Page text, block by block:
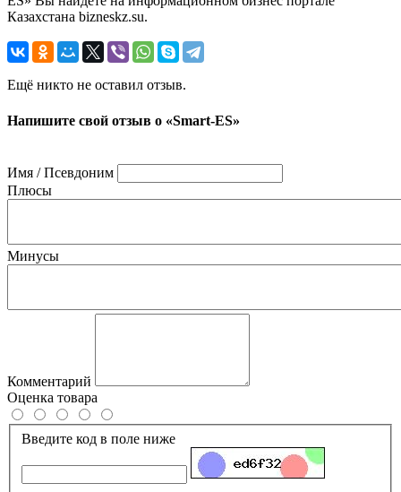
Казахстана bizneskz.su.
Ещё никто не оставил отзыв.
Напишите свой отзыв о «Smart-ES»
Имя / Псевдоним
Плюсы
Минусы
Комментарий
Оценка товара
Введите код в поле ниже